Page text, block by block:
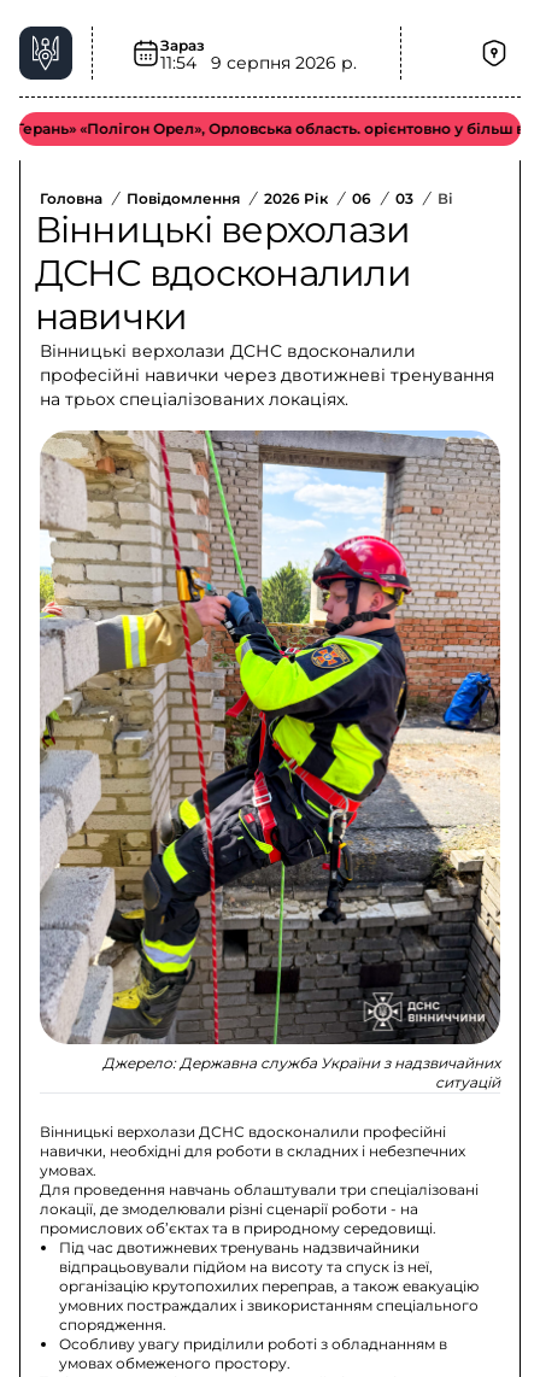
Зараз
11:54 9 серпня 2026 р.
«Полігон Орел», Орловська область. орієнтовно у більш
Головна / Повідомлення / 2026 Рік / 06 / 03 / Вінницькі
Вінницькі верхолази
ДСНС вдосконалили
навички
Вінницькі верхолази ДСНС вдосконалили
професійні навички через двотижневі тренування
на трьох спеціалізованих локаціях.
Джерело:Державна служба України з надзвичайних
ситуацій
Вінницькі верхолази ДСНС вдосконалили професійні
навички, необхідні для роботи в складних і небезпечних
умовах.
Для проведення навчань облаштували три спеціалізовані
локації, де змоделювали різні сценарії роботи - на
промислових об’єктах та в природному середовищі.
Під час двотижневих тренувань надзвичайники
відпрацьовували підйом на висоту та спуск із неї,
організацію крутопохилих переправ, а також евакуацію
умовних постраждалих і звикористанням спеціального
спорядження.
Особливу увагу приділили роботі з обладнанням в
умовах обмеженого простору.